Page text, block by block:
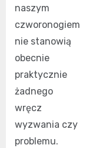
naszym
czworonogiem
nie stanowią
obecnie
praktycznie
żadnego
wręcz
wyzwania czy
problemu.